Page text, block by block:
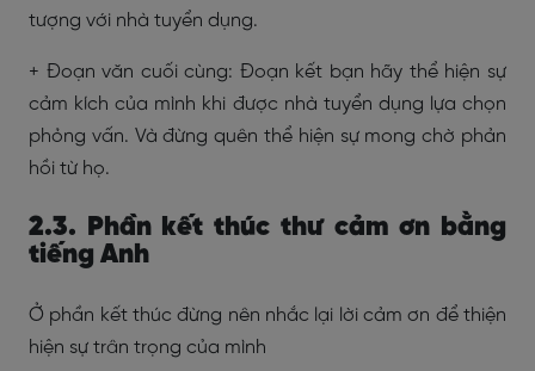
tượng với nhà tuyển dụng.
+ Đoạn văn cuối cùng: Đoạn kết bạn hãy thể hiện sự
cảm kích của mình khi được nhà tuyển dụng lựa chọn
phỏng vấn. Và đừng quên thể hiện sự mong chờ phản
hồi từ họ.
2.3. Phần kết thúc thư cảm ơn bằng
tiếng Anh
Ở phần kết thúc đừng nên nhắc lại lời cảm ơn để thiện
hiện sự trân trọng của mình